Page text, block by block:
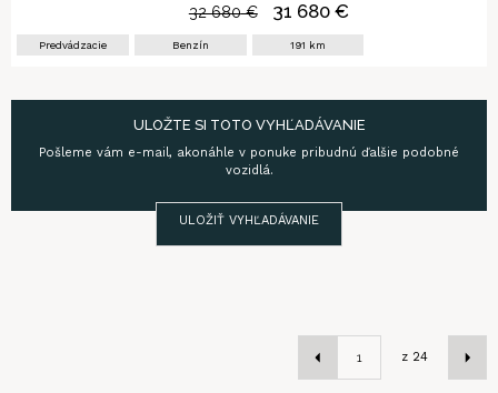
Predvádzacie Benzín 191 km
32 680€ 31 680€
ULOŽTE SI TOTO VYHĽADÁVANIE
Pošleme vám e-mail, akonáhle v ponuke pribudnú ďalšie podobné
vozidlá.
ULOŽIŤ VYHĽADÁVANIE
z 24